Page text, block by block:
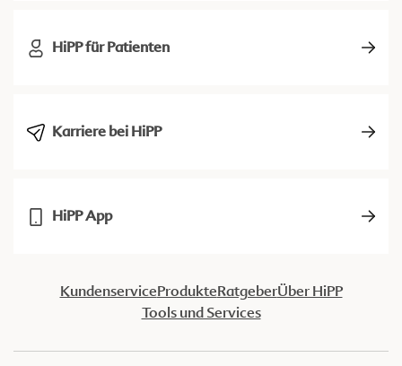
HiPP für Patienten
Karriere bei HiPP
HiPP App
KundenserviceProdukteRatgeberÜber HiPP
Tools und Services